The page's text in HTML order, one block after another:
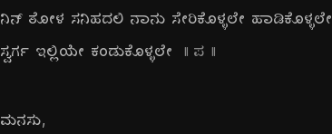
ನಿನ್ ತೋಳ ಸನಿಹದಲಿ ನಾನು ಸೇರಿಕೊಳ್ಳಲೇ ಹಾಡಿಕೊಳ್ಳಲೇ
ಸ್ವರ್ಗ ಇಲ್ಲಿಯೇ ಕಂಡುಕೊಳ್ಳಲೇ
|| ಪ ||
ಮನಸು,